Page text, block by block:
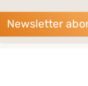
Newsletter